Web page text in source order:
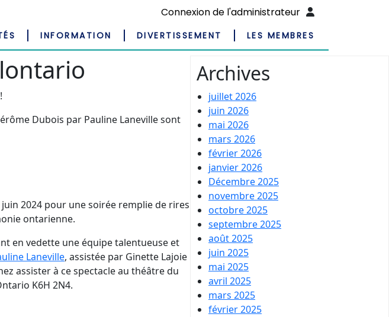
Connexion de l'administrateur
INFORMATION DIVERTISSEMENT LES MEMBRES
Dubois par Pauline Laneville sont
2024 pour une soirée remplie de rires
ontarienne.
en vedette une équipe talentueuse et
Laneville, assistée par Ginette Lajoie
assister à ce spectacle au théâtre du
K6H 2N4.
Archives
juillet 2026
juin 2026
mai 2026
mars 2026
février 2026
janvier 2026
Décembre 2025
novembre 2025
octobre 2025
septembre 2025
août 2025
juin 2025
mai 2025
avril 2025
mars 2025
février 2025